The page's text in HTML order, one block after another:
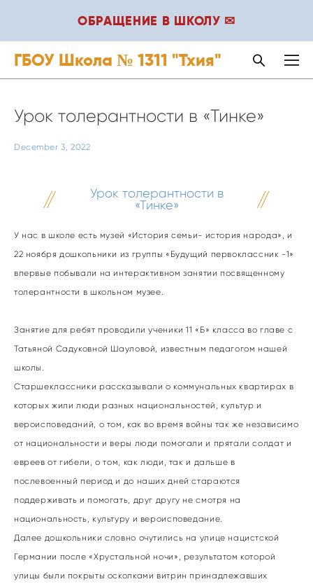
ОБРАЩЕНИЕ В ШКОЛУ ✉
ГБОУ Школа № 1311 "Тхия"
December 3, 2022
Урок толерантности в «Тинке»
Урок толерантности в
«Тинке»
У нас в школе есть музей «История семьи- история народа», и
22 ноября дошкольники из группы «Будущий первоклассник -1»
впервые побывали на интерактивном занятии посвященному
толерантности в школьном музее.
Занятие для ребят проводили ученики 11 «Б» класса во главе с
Татьяной Садуковной Шауловой, известным педагогом нашей
школы.
Старшеклассники рассказывали о коммунальных квартирах в
которых жили люди разных национальностей, культур и
вероисповеданий, о том, как во время войны так же независимо
от национальности и веры люди помогали и прятали солдат и
евреев от гибели, о том, как люди, так и дальше в
послевоенный период и до наших дней стараются
поддерживать и помогать, друг другу не смотря на
национальность, культуру и вероисповедание.
Далее дошкольники словно очутились на улице нацистской
Германии после «Хрустальной ночи», результатом которой
улицы были покрыты осколками витрин принадлежавших